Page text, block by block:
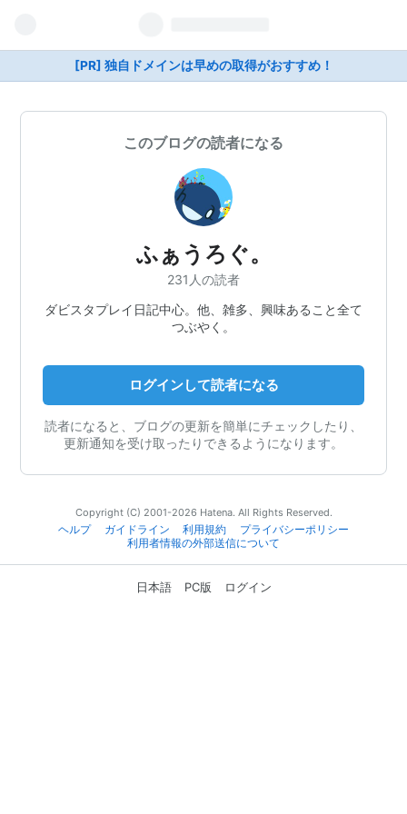
[PR] 独自ドメインは早めの取得がおすすめ！
このブログの読者になる
ふぁうろぐ。
231人の読者
ダビスタプレイ日記中心。他、雑多、興味あること全て
つぶやく。
ログインして読者になる
読者になると、ブログの更新を簡単にチェックしたり、
更新通知を受け取ったりできるようになります。
Copyright (C) 2001-2026 Hatena. All Rights Reserved.
ヘルプ
ガイドライン 利用規約
プライバシーポリシー
利用者情報の外部送信について
日本語 PC版 ログイン